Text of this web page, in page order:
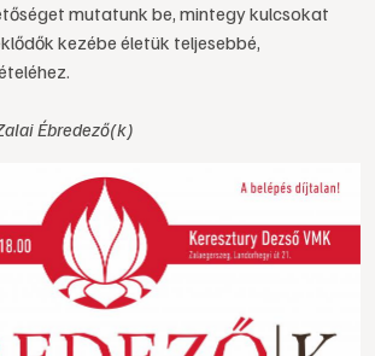
mutatunk be, mintegy kulcsokat
kezébe életük teljesebbé,
Ébredező(k)